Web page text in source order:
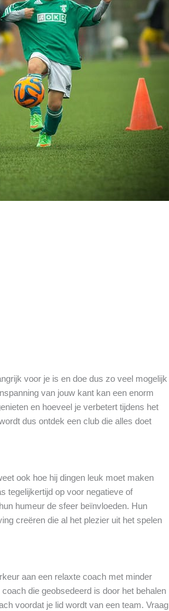
voor je is en doe dus zo veel mogelijk
van jouw kant kan een enorm
en hoeveel je verbetert tijdens het
dus ontdek een club die alles doet
ook hoe hij dingen leuk moet maken
tegelijkertijd op voor negatieve of
humeur de sfeer beïnvloeden. Hun
creëren die al het plezier uit het spelen
aan een relaxte coach met minder
die geobsedeerd is door het behalen
voordat je lid wordt van een team. Vraag